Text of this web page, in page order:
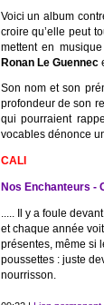
Voici un album
croire qu’elle peut
mettent en
Ronan Le Guennec
Son nom et son
profondeur de son
qui pourraient
vocables dénonce
CALI
Nos Enchanteurs -
..... Il y a foule
et chaque année
présentes, même si
poussettes : juste
nourrisson.